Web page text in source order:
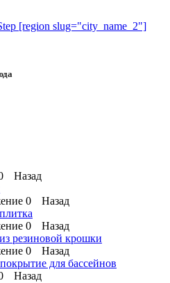
Назад
Назад
Назад
резиновой крошки
Назад
для бассейнов
Назад